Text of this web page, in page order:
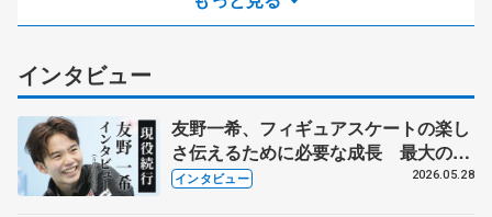
インタビュー
友野一希、フィギュアスケートの楽し
さ伝えるために必要な成長 最大の目
標は普及活動
インタビュー 2026.05.28